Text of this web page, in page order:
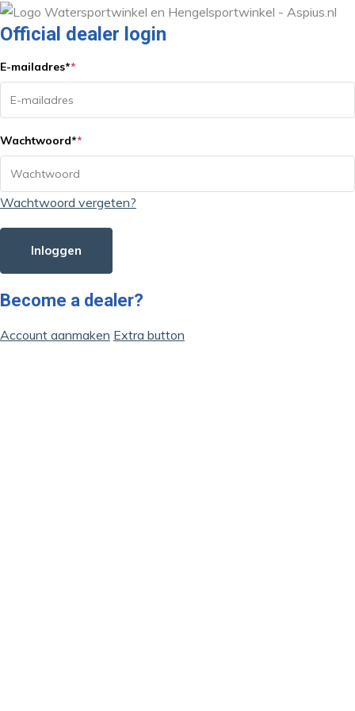
Official dealer login
E-mailadres**
Wachtwoord**
Wachtwoord vergeten?
Inloggen
Become a dealer?
Account aanmaken Extra button